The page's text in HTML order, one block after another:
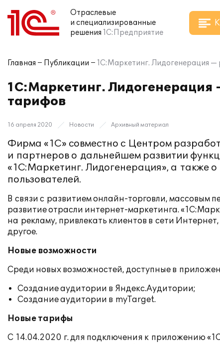
Отраслевые
и специализированные
решения 1С:Предприятие
Главная Публикации 1С:Маркетинг. Лидогенерация —
1С:Маркетинг.
тарифов
16 апреля 2020 Новости Архивный материал
Фирма «1С» совместно с Центром
и партнеров о дальнейшем развитии
«1С:Маркетинг. Лидогенерация», а также
пользователей.
В связи с развитием онлайн-торговли, массовым
развитие отрасли интернет-маркетинга.
на рекламу, привлекать клиентов в сети
другое.
Новые возможности
Среди новых возможностей, доступные в
Создание аудитории в Яндекс.Аудитории;
Создание аудитории в myTarget.
Новые тарифы
C 14.04.2020 г. для подключения к приложению